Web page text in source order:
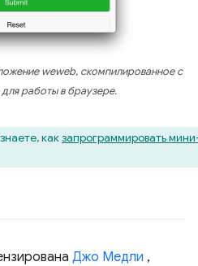
weweb, скомпилированное с
работы в браузере.
какзапрограммировать
Джо Медли ,